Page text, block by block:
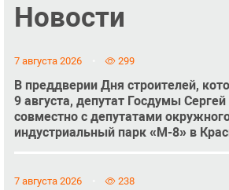
Новости
7 августа 2026 299
В преддверии Дня строителей,
9 августа, депутат Госдумы
совместно с депутатами
индустриальный парк «М-8» в
7 августа 2026 238